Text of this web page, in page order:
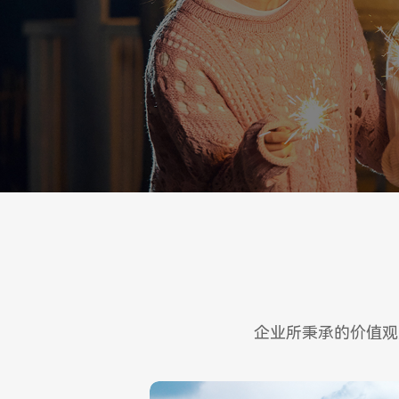
企业所秉承的价值